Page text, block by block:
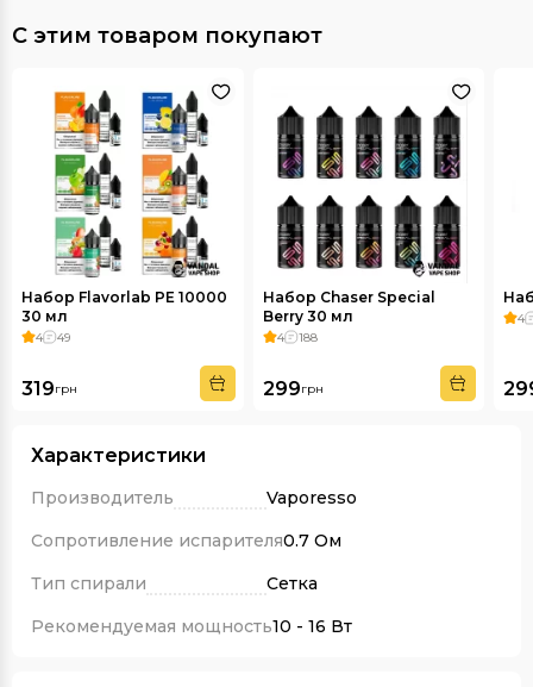
С этим товаром покупают
Набор Flavorlab PE 10000
30 мл
4 49
319грн
Набор Chaser Special
Berry 30 мл
4 188
299грн
4
Характеристики
Производитель
Vaporesso
Сопротивление испарителя0.7 Ом
Тип спирали
Сетка
Рекомендуемая мощность10 - 16 Вт